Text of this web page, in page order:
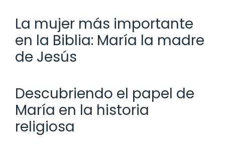
La mujer más importante
en la Biblia: María la madre
de Jesús
Descubriendo el papel de
María en la historia
religiosa